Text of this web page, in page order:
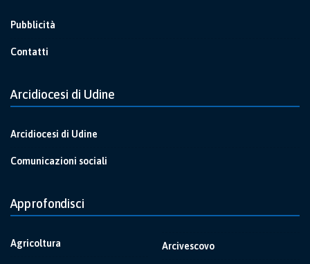
Pubblicità
Contatti
Arcidiocesi di Udine
Arcidiocesi di Udine
Comunicazioni sociali
Approfondisci
Agricoltura Arcivescovo